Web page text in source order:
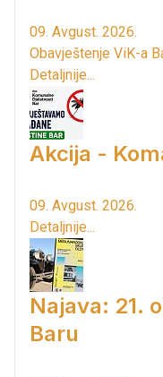
09. Avgust. 2026.
Obavještenje ViK-a
Detaljnije...
Akcija -
09. Avgust. 2026.
Detaljnije...
Najava: 21.
Baru